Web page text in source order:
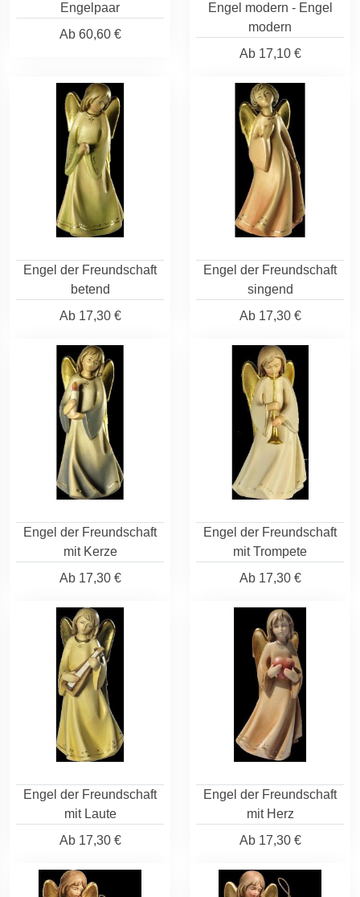
Engelpaar
Ab60,60 €
Engel modern - Engel
modern
Ab17,10 €
Engel der Freundschaft
betend
Ab17,30 €
Engel der Freundschaft
singend
Ab17,30 €
Engel der Freundschaft
mit Kerze
Ab17,30 €
Engel der Freundschaft
mit Trompete
Ab17,30 €
Engel der Freundschaft
mit Laute
Ab17,30 €
Engel der Freundschaft
mit Herz
Ab17,30 €